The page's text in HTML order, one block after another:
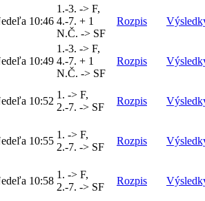
10:46
1.-3. -> F,
4.-7. + 1
N.Č. -> SF
Rozpis
10:49
1.-3. -> F,
4.-7. + 1
N.Č. -> SF
Rozpis
10:52
1. -> F,
2.-7. -> SF
Rozpis
10:55
1. -> F,
2.-7. -> SF
Rozpis
10:58
1. -> F,
2.-7. -> SF
Rozpis